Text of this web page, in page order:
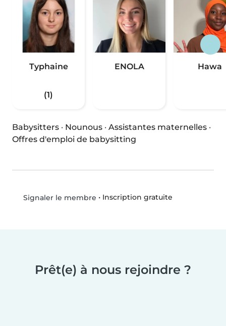
Typhaine
(1)
ENOLA Hawa
Babysitters · Nounous · Assistantes maternelles ·
Offres d'emploi de babysitting
Signaler le membre • Inscription gratuite
Prêt(e) à nous rejoindre ?